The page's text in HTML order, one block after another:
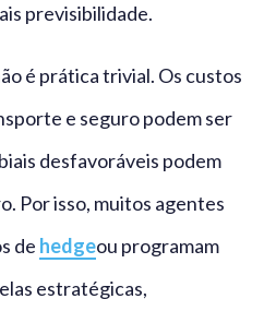
previsibilidade.
é prática trivial. Os custos
e seguro podem ser
desfavoráveis podem
Por isso, muitos agentes
de hedgeou programam
estratégicas,